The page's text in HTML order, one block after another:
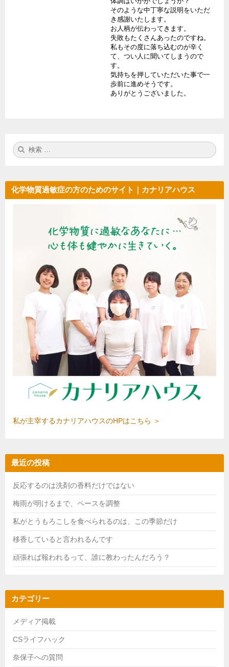
そのような中丁寧な説明をいただ
き感謝いたします。
お人柄が伝わってきます。
失敗もたくさんあったのですね。
私もその度に落ち込むのが辛く
て、つい人に聞いてしまうので
す。
気持ちを押していただいた事で一
歩前に進めそうです。
ありがとうございました。
検
索:
化学物質過敏症の方のためのサイト｜カナリアハウス
私が主宰するカナリアハウスのHPはこちら ＞
最近の投稿
反応するのは洗剤の香料だけではない
梅雨が明けるまで、ペースを調整
私がとうもろこしを食べられるのは、この季節だけ
移香していると言われるんです
頑張れば報われるって、誰に教わったんだろう？
カテゴリー
メディア掲載
CSライフハック
奈保子への質問